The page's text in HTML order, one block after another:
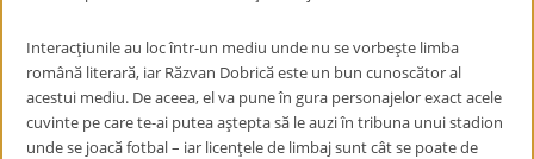
Interacţiunile au loc într-un mediu unde nu se vorbeşte limba
românӑ literarӑ, iar Rӑzvan Dobricӑ este un bun cunoscӑtor al
acestui mediu. De aceea, el va pune în gura personajelor exact acele
cuvinte pe care te-ai putea aştepta sӑ le auzi în tribuna unui stadion
unde se joacӑ fotbal – iar licenţele de limbaj sunt cât se poate de